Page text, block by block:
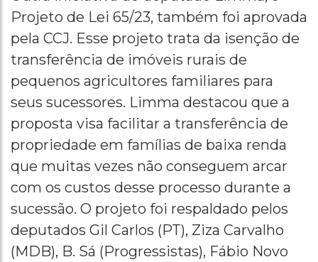
Projeto de Lei 65/23, também foi aprovada
pela CCJ. Esse projeto trata da isenção de
transferência de imóveis rurais de
pequenos agricultores familiares para
seus sucessores. Limma destacou que a
proposta visa facilitar a transferência de
propriedade em famílias de baixa renda
que muitas vezes não conseguem arcar
com os custos desse processo durante a
sucessão. O projeto foi respaldado pelos
deputados Gil Carlos (PT), Ziza Carvalho
(MDB), B. Sá (Progressistas), Fábio Novo